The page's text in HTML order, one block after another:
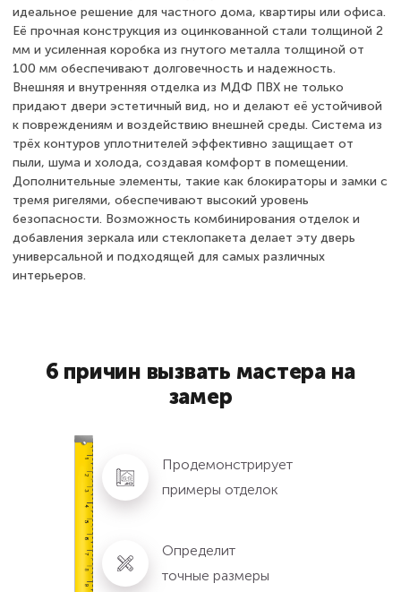
идеальное решение для частного дома, квартиры или офиса.
Её прочная конструкция из оцинкованной стали толщиной 2
мм и усиленная коробка из гнутого металла толщиной от
100 мм обеспечивают долговечность и надежность.
Внешняя и внутренняя отделка из МДФ ПВХ не только
придают двери эстетичный вид, но и делают её устойчивой
к повреждениям и воздействию внешней среды. Система из
трёх контуров уплотнителей эффективно защищает от
пыли, шума и холода, создавая комфорт в помещении.
Дополнительные элементы, такие как блокираторы и замки с
тремя ригелями, обеспечивают высокий уровень
безопасности. Возможность комбинирования отделок и
добавления зеркала или стеклопакета делает эту дверь
универсальной и подходящей для самых различных
интерьеров.
6 причин вызвать мастера на
замер
Продемонстрирует
примеры отделок
Определит
точные размеры